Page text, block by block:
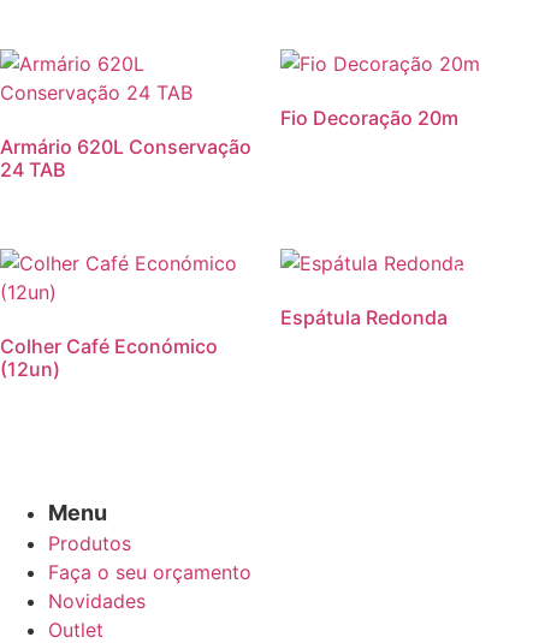
Armário 620L Conservação
24 TAB
Fio Decoração 20m
Colher Café Económico
(12un)
Espátula Redonda
Menu
Produtos
Faça o seu orçamento
Novidades
Outlet